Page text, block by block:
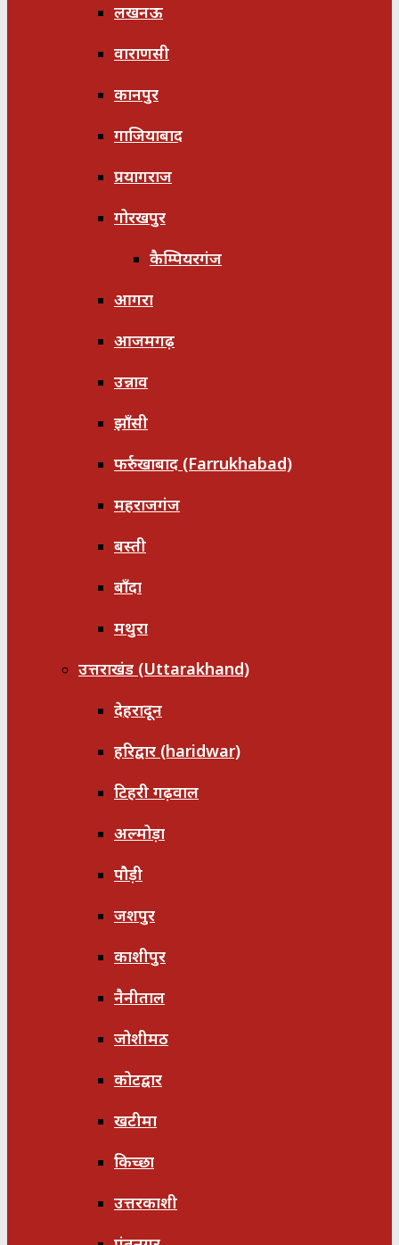
लखनऊ
वाराणसी
कानपुर
गाजियाबाद
प्रयागराज
गोरखपुर
कैम्पियरगंज
आगरा
आजमगढ़
उन्नाव
झाँसी
फर्रुखाबाद (Farrukhabad)
महराजगंज
बस्ती
बाँदा
मथुरा
उत्तराखंड (Uttarakhand)
देहरादून
हरिद्वार (haridwar)
टिहरी गढ़वाल
अल्मोड़ा
पौड़ी
जशपुर
काशीपुर
नैनीताल
जोशीमठ
कोटद्वार
खटीमा
किच्छा
उत्तरकाशी